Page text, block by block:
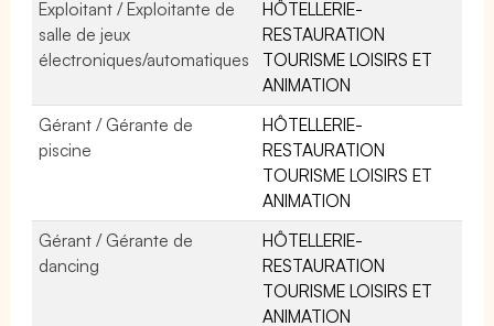
Exploitant / Exploitante de
salle de jeux
électroniques/automatiques
HÔTELLERIE-
RESTAURATION
TOURISME LOISIRS ET
ANIMATION
Gérant / Gérante de
piscine
HÔTELLERIE-
RESTAURATION
TOURISME LOISIRS ET
ANIMATION
Gérant / Gérante de
dancing
HÔTELLERIE-
RESTAURATION
TOURISME LOISIRS ET
ANIMATION